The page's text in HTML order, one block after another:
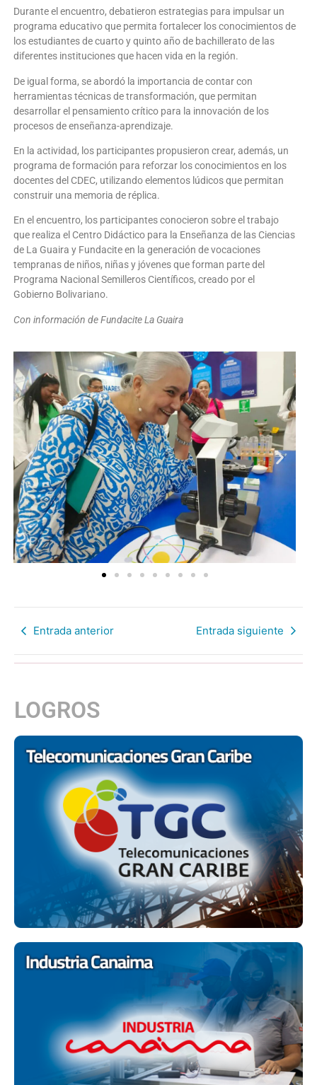
Durante el encuentro, debatieron estrategias para impulsar un
programa educativo que permita fortalecer los conocimientos de
los estudiantes de cuarto y quinto año de bachillerato de las
diferentes instituciones que hacen vida en la región.
De igual forma, se abordó la importancia de contar con
herramientas técnicas de transformación, que permitan
desarrollar el pensamiento crítico para la innovación de los
procesos de enseñanza-aprendizaje.
En la actividad, los participantes propusieron crear, además, un
programa de formación para reforzar los conocimientos en los
docentes del CDEC, utilizando elementos lúdicos que permitan
construir una memoria de réplica.
En el encuentro, los participantes conocieron sobre el trabajo
que realiza el Centro Didáctico para la Enseñanza de las Ciencias
de La Guaira y Fundacite en la generación de vocaciones
tempranas de niños, niñas y jóvenes que forman parte del
Programa Nacional Semilleros Científicos, creado por el
Gobierno Bolivariano.
Con información de Fundacite La Guaira
Entrada anterior Entrada siguiente
LOGROS